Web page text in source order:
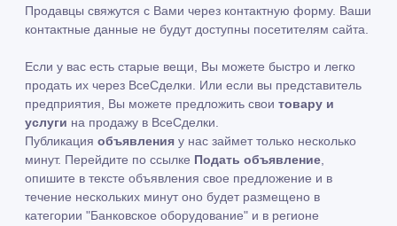
Продавцы свяжутся с Вами через контактную форму. Ваши
контактные данные не будут доступны посетителям сайта.
Если у вас есть старые вещи, Вы можете быстро и легко
продать их через ВсеСделки. Или если вы представитель
предприятия, Вы можете предложить свои товару и
услуги на продажу в ВсеСделки.
Публикация объявления у нас займет только несколько
минут. Перейдите по ссылке Подать объявление
опишите в тексте объявления свое предложение и в
течение нескольких минут оно будет размещено в
категории "Банковское оборудование" и в регионе